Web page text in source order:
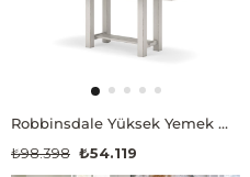
Robbinsdale Yüksek Yemek Masası
₺54.119
₺98.398